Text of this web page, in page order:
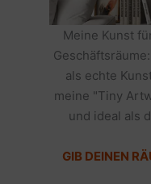
Meine Kunst
als echte
meine "Tiny
und ideal als
GIB DEINEN